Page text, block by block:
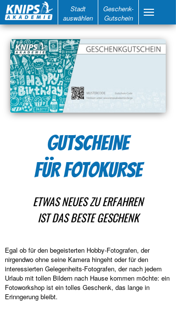
Stadt
auswählen
Geschenk-
Gutschein
GUTSCHEINE
FÜR FOTOKURSE
ETWAS NEUES ZU ERFAHREN
IST DAS BESTE GESCHENK
Egal ob für den begeisterten Hobby-Fotografen, der
nirgendwo ohne seine Kamera hingeht oder für den
interessierten Gelegenheits-Fotografen, der nach jedem
Urlaub mit tollen Bildern nach Hause kommen möchte: ein
Fotoworkshop ist ein tolles Geschenk, das lange in
Erinngerung bleibt.